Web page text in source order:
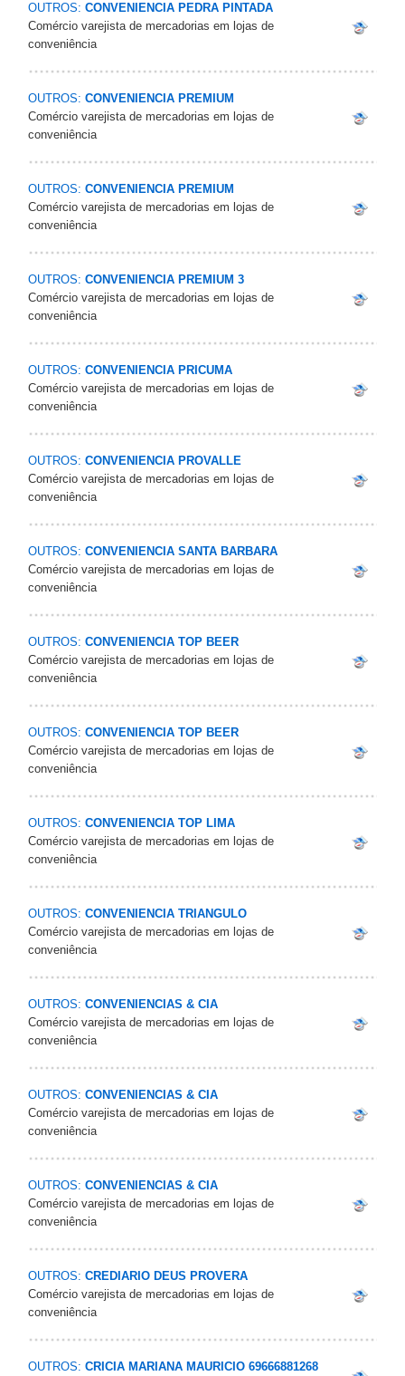
OUTROS: CONVENIENCIA PEDRA PINTADA
Comércio varejista de mercadorias em lojas de
conveniência
OUTROS: CONVENIENCIA PREMIUM
Comércio varejista de mercadorias em lojas de
conveniência
OUTROS: CONVENIENCIA PREMIUM
Comércio varejista de mercadorias em lojas de
conveniência
OUTROS: CONVENIENCIA PREMIUM 3
Comércio varejista de mercadorias em lojas de
conveniência
OUTROS: CONVENIENCIA PRICUMA
Comércio varejista de mercadorias em lojas de
conveniência
OUTROS: CONVENIENCIA PROVALLE
Comércio varejista de mercadorias em lojas de
conveniência
OUTROS: CONVENIENCIA SANTA BARBARA
Comércio varejista de mercadorias em lojas de
conveniência
OUTROS: CONVENIENCIA TOP BEER
Comércio varejista de mercadorias em lojas de
conveniência
OUTROS: CONVENIENCIA TOP BEER
Comércio varejista de mercadorias em lojas de
conveniência
OUTROS: CONVENIENCIA TOP LIMA
Comércio varejista de mercadorias em lojas de
conveniência
OUTROS: CONVENIENCIA TRIANGULO
Comércio varejista de mercadorias em lojas de
conveniência
OUTROS: CONVENIENCIAS & CIA
Comércio varejista de mercadorias em lojas de
conveniência
OUTROS: CONVENIENCIAS & CIA
Comércio varejista de mercadorias em lojas de
conveniência
OUTROS: CONVENIENCIAS & CIA
Comércio varejista de mercadorias em lojas de
conveniência
OUTROS: CREDIARIO DEUS PROVERA
Comércio varejista de mercadorias em lojas de
conveniência
OUTROS: CRICIA MARIANA MAURICIO 69666881268